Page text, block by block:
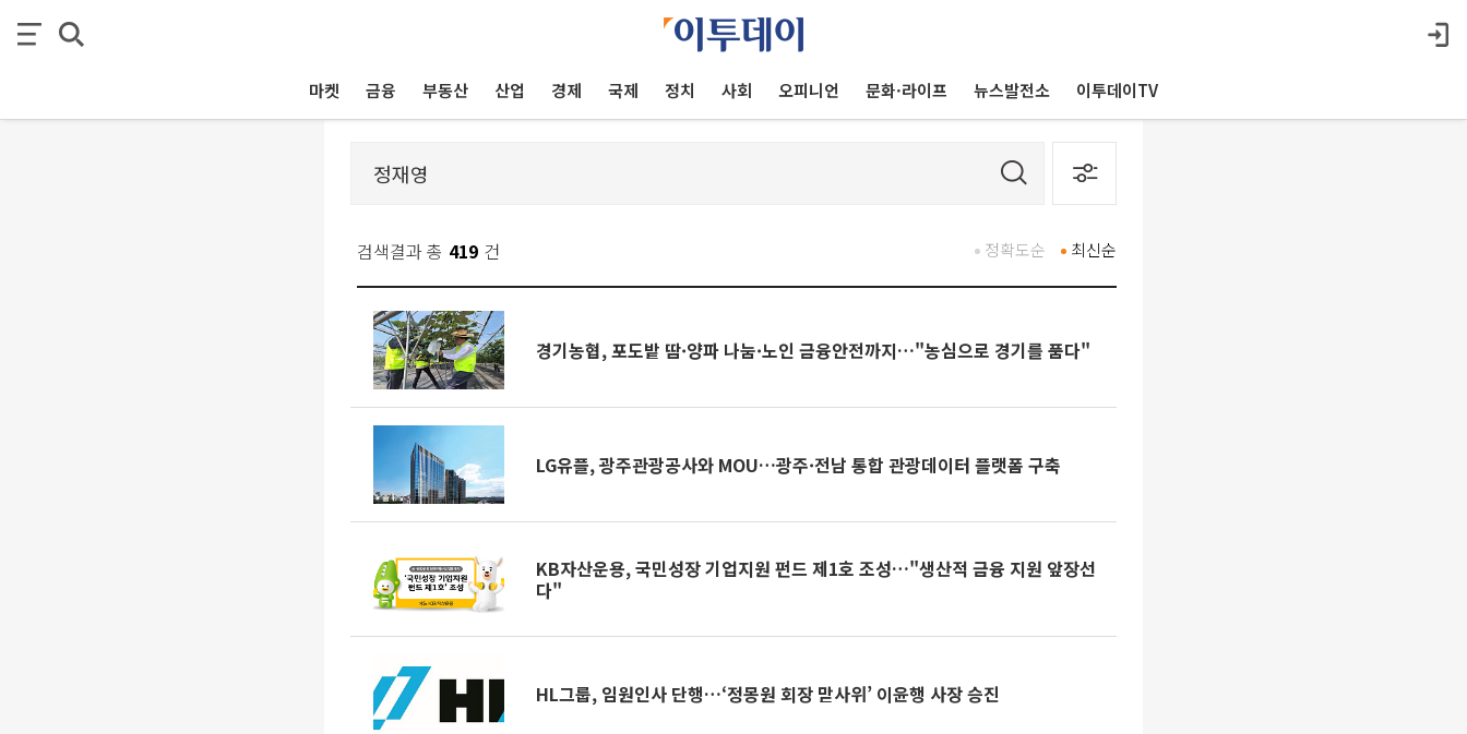
마켓 금융 부동산 산업 경제 국제 정치 사회 오피니언 문화·라이프 뉴스발전소 이투데이TV
검색결과 총 419 건 최신순
정확도순
경기농협, 포도밭 땀·양파 나눔·노인 금융안전까지…"농심으로 경기를 품다"
LG유플, 광주관광공사와 MOU…광주·전남 통합 관광데이터 플랫폼 구축
KB자산운용, 국민성장 기업지원 펀드 제1호 조성…"생산적 금융 지원 앞장선
다"
HL그룹, 임원인사 단행…‘정몽원 회장 맏사위’ 이윤행 사장 승진